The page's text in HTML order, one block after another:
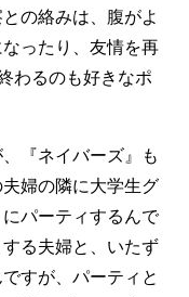
の絡みは、腹がよ
ったり、友情を再
わるのも好きなポ
『ネイバーズ』も
婦の隣に大学生グ
パーティするんで
る夫婦と、いたず
すが、パーティと